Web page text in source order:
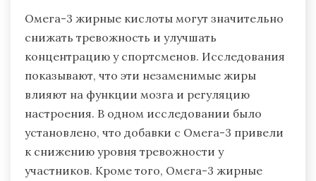
Омега-3 жирные кислоты могут значительно
снижать тревожность и улучшать
концентрацию у спортсменов. Исследования
показывают, что эти незаменимые жиры
влияют на функции мозга и регуляцию
настроения. В одном исследовании было
установлено, что добавки с Омега-3 привели
к снижению уровня тревожности у
участников. Кроме того, Омега-3 жирные